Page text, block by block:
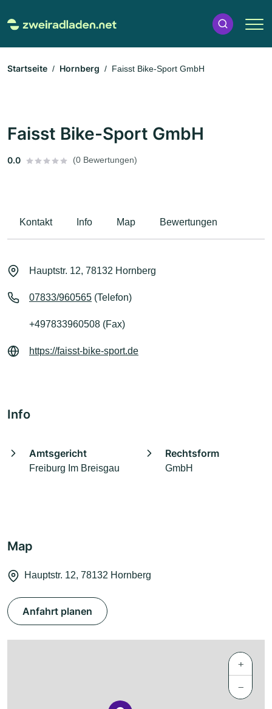
Startseite Hornberg Faisst Bike-Sport GmbH
Faisst Bike-Sport GmbH
0.0 (0 Bewertungen)
Kontakt Info Map Bewertungen
Hauptstr. 12, 78132 Hornberg
07833/960565 (Telefon)
+497833960508 (Fax)
https://faisst-bike-sport.de
Info
Amtsgericht
Freiburg Im Breisgau
Rechtsform
GmbH
Map
Hauptstr. 12, 78132 Hornberg
Anfahrt planen
+
−